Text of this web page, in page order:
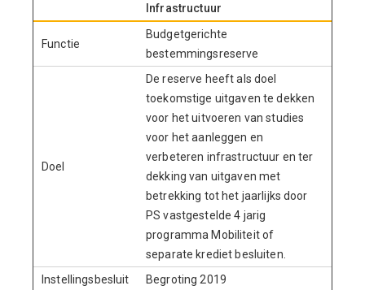
Infrastructuur
Functie
Budgetgerichte
bestemmingsreserve
Doel
De reserve heeft als doel
toekomstige uitgaven te dekken
voor het uitvoeren van studies
voor het aanleggen en
verbeteren infrastructuur en ter
dekking van uitgaven met
betrekking tot het jaarlijks door
PS vastgestelde 4 jarig
programma Mobiliteit of
separate krediet besluiten.
Instellingsbesluit
Begroting 2019